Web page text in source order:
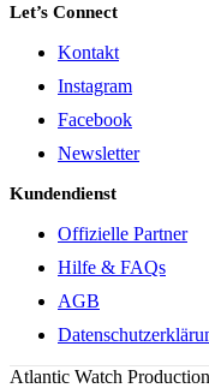
Let’s Connect
Kontakt
Instagram
Facebook
Newsletter
Kundendienst
Offizielle Partner
Hilfe & FAQs
AGB
Atlantic Watch